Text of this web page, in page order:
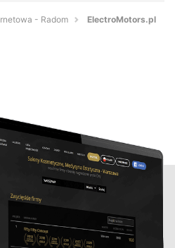
- Radom ElectroMotors.pl